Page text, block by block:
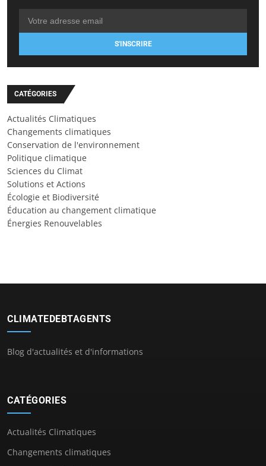
S'INSCRIRE
CATÉGORIES
Actualités Climatiques
Changements climatiques
Conservation de l'environnement
Politique climatique
Sciences du Climat
Solutions et Actions
Écologie et Biodiversité
Éducation au changement climatique
Énergies Renouvelables
CLIMATEDEBTAGENTS
Blog d'actualités et d'informations
CATÉGORIES
Actualités Climatiques
Changements climatiques